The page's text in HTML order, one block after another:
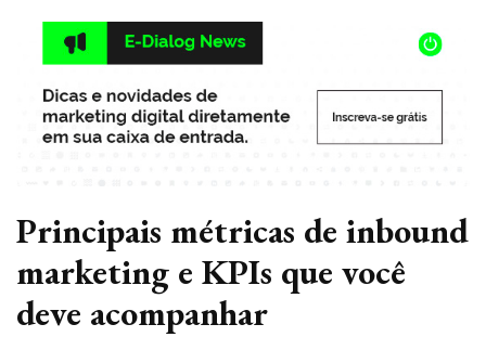
Principais métricas de inbound
marketing e KPIs que você
deve acompanhar